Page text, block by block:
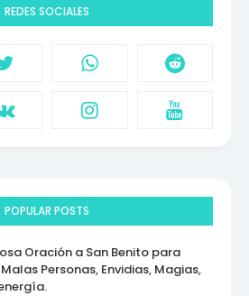
REDES SOCIALES
POPULAR POSTS
Oración a San Benito para
Personas, Envidias, Magias,